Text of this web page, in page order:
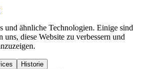
und ähnliche Technologien. Einige sind
uns, diese Website zu verbessern und
Historie